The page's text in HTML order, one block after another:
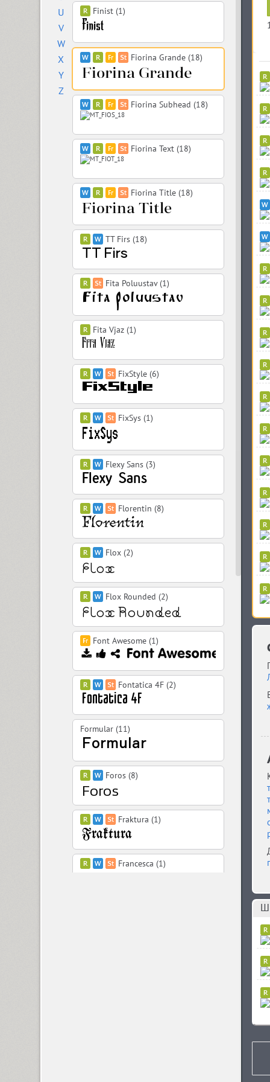
U
V
W
X
Y
Z
Finist (1)
Fiorina Grande (18)
Fiorina Subhead (18)
Fiorina Text (18)
Fiorina Title (18)
TT Firs (18)
Fita Poluustav (1)
Fita Vjaz (1)
FixStyle (6)
FixSys (1)
Flexy Sans (3)
Florentin (8)
Flox (2)
Flox Rounded (2)
Font Awesome (1)
Fontatica 4F (2)
Formular (11)
Foros (8)
Fraktura (1)
Francesca (1)